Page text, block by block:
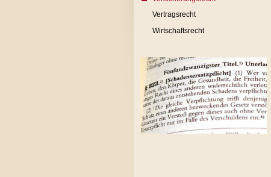
Vertragsrecht
Wirtschaftsrecht